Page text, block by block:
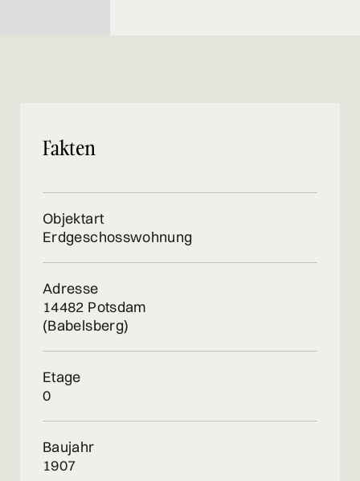
Fakten
Objektart
Erdgeschosswohnung
Adresse
14482 Potsdam
(Babelsberg)
Etage
0
Baujahr
1907